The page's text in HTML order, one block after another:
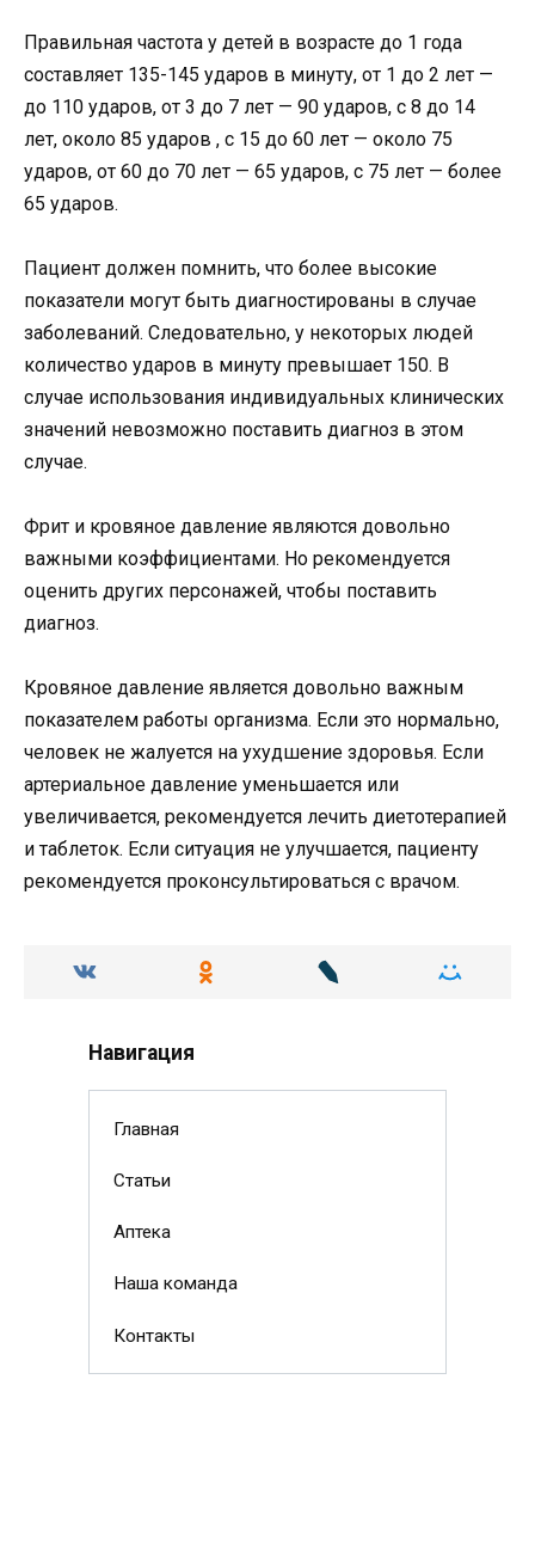
Правильная частота у детей в возрасте до 1 года
составляет 135-145 ударов в минуту, от 1 до 2 лет —
до 110 ударов, от 3 до 7 лет — 90 ударов, с 8 до 14
лет, около 85 ударов , с 15 до 60 лет — около 75
ударов, от 60 до 70 лет — 65 ударов, с 75 лет — более
65 ударов.
Пациент должен помнить, что более высокие
показатели могут быть диагностированы в случае
заболеваний. Следовательно, у некоторых людей
количество ударов в минуту превышает 150. В
случае использования индивидуальных клинических
значений невозможно поставить диагноз в этом
случае.
Фрит и кровяное давление являются довольно
важными коэффициентами. Но рекомендуется
оценить других персонажей, чтобы поставить
диагноз.
Кровяное давление является довольно важным
показателем работы организма. Если это нормально,
человек не жалуется на ухудшение здоровья. Если
артериальное давление уменьшается или
увеличивается, рекомендуется лечить диетотерапией
и таблеток. Если ситуация не улучшается, пациенту
рекомендуется проконсультироваться с врачом.
Навигация
Главная
Статьи
Аптека
Наша команда
Контакты